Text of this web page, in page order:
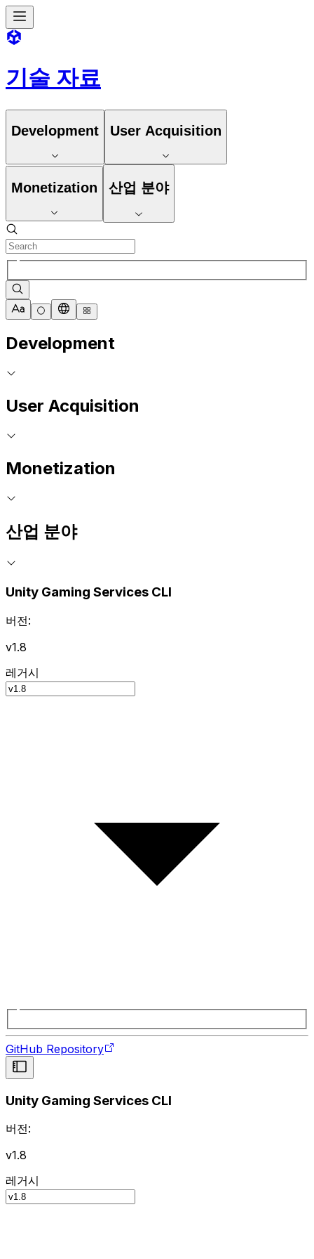
기술 자료
Development User Acquisition
Monetization 산업 분야
Development
User Acquisition
Monetization
산업 분야
Unity Gaming Services CLI
버전:
v1.8
레거시
GitHub Repository
Unity Gaming Services CLI
버전:
v1.8
레거시